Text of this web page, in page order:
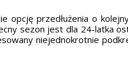
przedłużenia o
sezon jest dla 24-latka
niejednokrotnie